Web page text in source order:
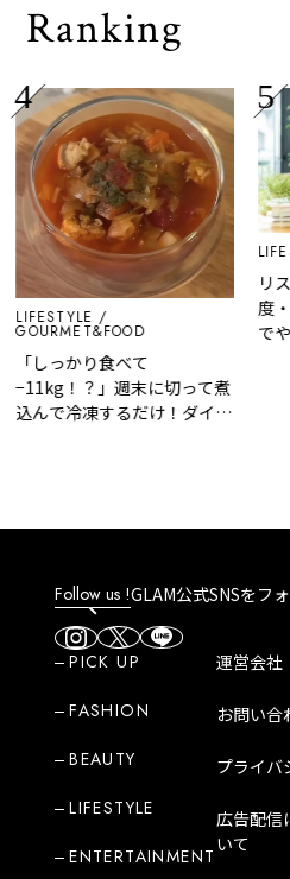
Ranking
っかり食べて
！？」週末に切って煮
で冷凍するだけ！ダイエ
LIFESTYLE
リスキ
度・始
でやさ
Follow us !GLAM公式SNSをフ
PICK UP
FASHION
BEAUTY
LIFESTYLE
ENTERTAINMENT
運営会社
お問い合
プライバ
広告配信
いて